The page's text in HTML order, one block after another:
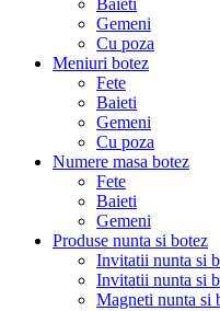
Baieti
Gemeni
Cu poza
Meniuri botez
Fete
Baieti
Gemeni
Cu poza
Numere masa botez
Fete
Baieti
Gemeni
Produse nunta si botez
Invitatii nunta si
Invitatii nunta si
Magneti nunta si